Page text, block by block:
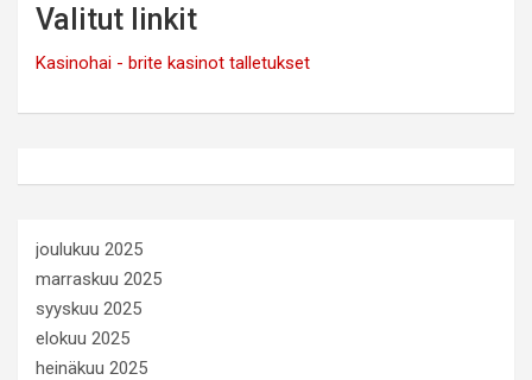
Valitut linkit
Kasinohai - brite kasinot talletukset
joulukuu 2025
marraskuu 2025
syyskuu 2025
elokuu 2025
heinäkuu 2025